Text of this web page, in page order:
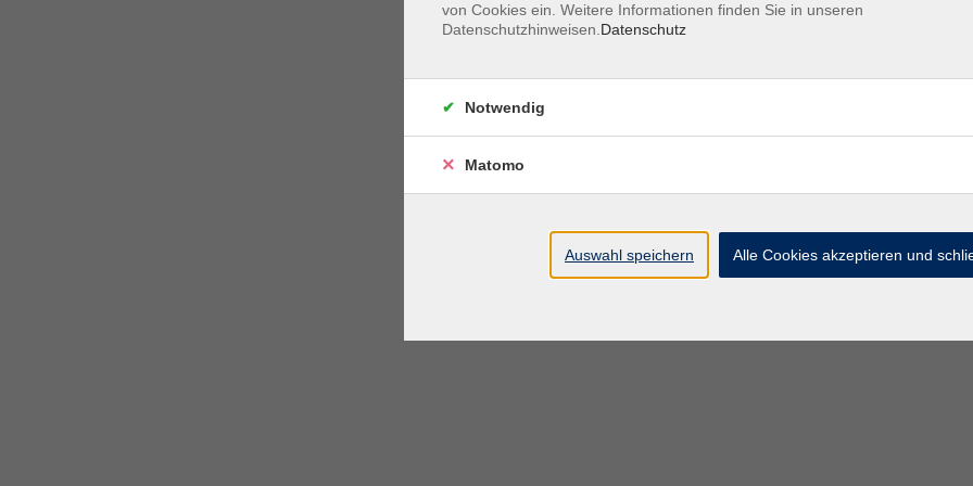
von Cookies ein. Weitere Informationen finden Sie in unseren
Datenschutzhinweisen. Datenschutz
Notwendig
Matomo
Auswahl speichern Alle Cookies akzeptieren und